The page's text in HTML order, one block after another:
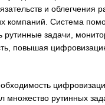
и облегчения
компаний. Система
рутинные задачи,
повышая
множество рутинных